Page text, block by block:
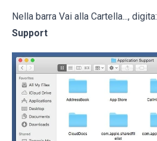
Nella barra Vai alla Cartella..., digita:
Support